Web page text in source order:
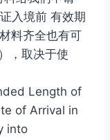
入境前 有效期
料齐全也有可
，取决于使
Length of
of Arrival in
into